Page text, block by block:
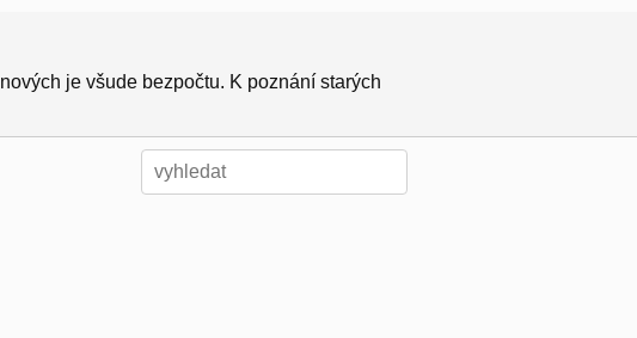
je všude bezpočtu. K poznání starých